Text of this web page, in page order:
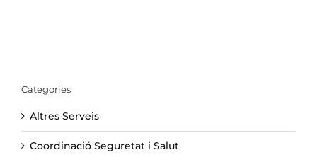
Categories
Altres Serveis
Coordinació Seguretat i Salut